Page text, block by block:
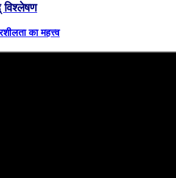
विश्लेषण
का महत्त्व